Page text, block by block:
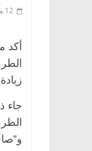
12 مارس، 2023
أكد
جاء
ناس
فاروق..
بذكرى ميلاده